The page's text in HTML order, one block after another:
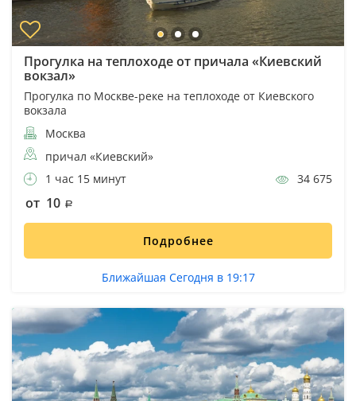
Прогулка на теплоходе от причала «Киевский
вокзал»
Прогулка по Москве-реке на теплоходе от Киевского
вокзала
Москва
причал «Киевский»
1 час 15 минут
34 675
от 10
Подробнее
Ближайшая Сегодня в 19:17